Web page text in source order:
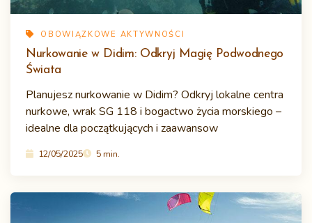
OBOWIĄZKOWE AKTYWNOŚCI
Nurkowanie w Didim: Odkryj Magię Podwodnego
Świata
Planujesz nurkowanie w Didim? Odkryj lokalne centra
nurkowe, wrak SG 118 i bogactwo życia morskiego –
idealne dla początkujących i zaawansow
12/05/2025 5 min.